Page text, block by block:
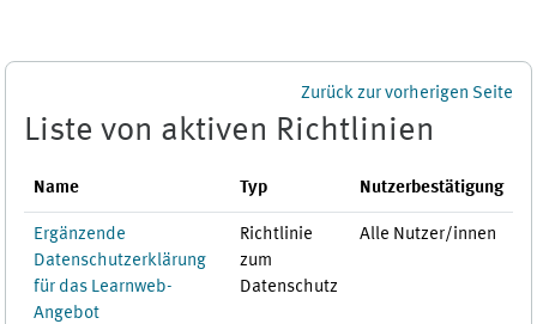
Zurück zur vorherigen Seite
Liste von aktiven Richtlinien
Name Typ Nutzerbestätigung
Ergänzende
Datenschutzerklärung
für das Learnweb-
Angebot
Richtlinie
zum
Datenschutz
Alle Nutzer/innen